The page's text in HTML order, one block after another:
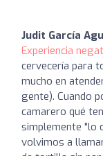
Judit García
Experiencia
cervecería para
mucho en
gente). Cuando
camarero qué
simplemente "lo
volvimos a